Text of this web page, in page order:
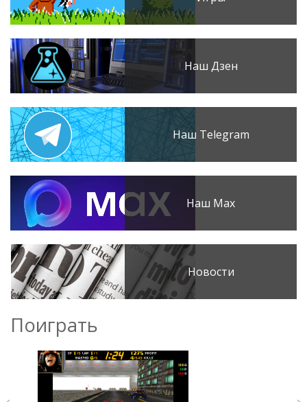
Наш Дзен
Наш Telegram
Наш Max
Новости
Поиграть